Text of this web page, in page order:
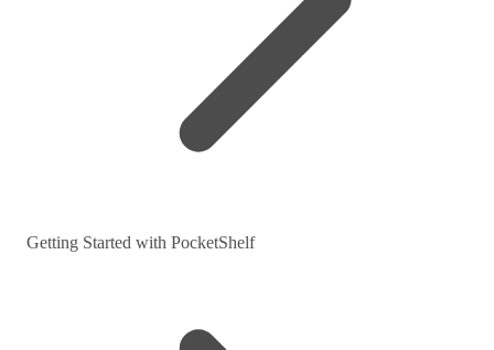
Getting Started with PocketShelf